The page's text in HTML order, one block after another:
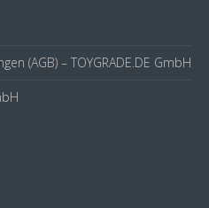
(AGB) – TOYGRADE.DE GmbH